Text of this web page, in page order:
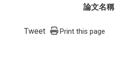
論文名稱
Tweet Print this page